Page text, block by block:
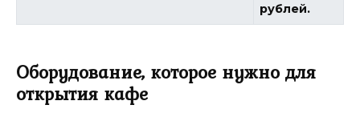
рублей.
Оборудование, которое нужно для
открытия кафе